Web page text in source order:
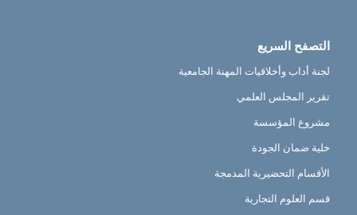
التصفح السريع
لجنة أداب وأخلاقيات المهنة الجامعية
تقرير المجلس العلمي
مشروع المؤسسة
خلية ضمان الجودة
الأقسام التحضيرية المدمجة
قسم العلوم التجارية